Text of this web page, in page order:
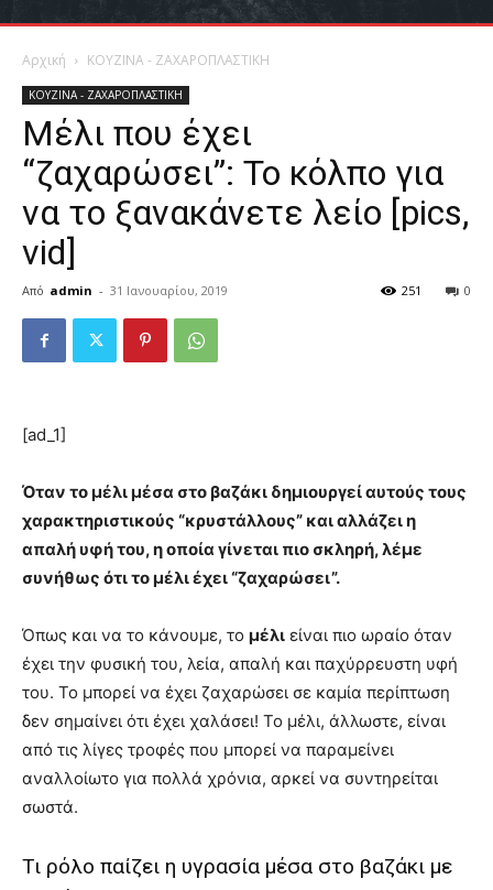
Αρχική ΚΟΥΖΙΝΑ - ΖΑΧΑΡΟΠΛΑΣΤΙΚΗ
ΚΟΥΖΙΝΑ - ΖΑΧΑΡΟΠΛΑΣΤΙΚΗ
Μέλι που έχει
“ζαχαρώσει”: Το κόλπο για
να το ξανακάνετε λείο [pics,
vid]
Από admin - 31 Ιανουαρίου, 2019 0
251
[ad_1]
Όταν το μέλι μέσα στο βαζάκι δημιουργεί αυτούς τους
χαρακτηριστικούς “κρυστάλλους” και αλλάζει η
απαλή υφή του, η οποία γίνεται πιο σκληρή, λέμε
συνήθως ότι το μέλι έχει “ζαχαρώσει”.
Όπως και να το κάνουμε, το μέλι είναι πιο ωραίο όταν
έχει την φυσική του, λεία, απαλή και παχύρρευστη υφή
του. Το μπορεί να έχει ζαχαρώσει σε καμία περίπτωση
δεν σημαίνει ότι έχει χαλάσει! Το μέλι, άλλωστε, είναι
από τις λίγες τροφές που μπορεί να παραμείνει
αναλλοίωτο για πολλά χρόνια, αρκεί να συντηρείται
σωστά.
Τι ρόλο παίζει η υγρασία μέσα στο βαζάκι με